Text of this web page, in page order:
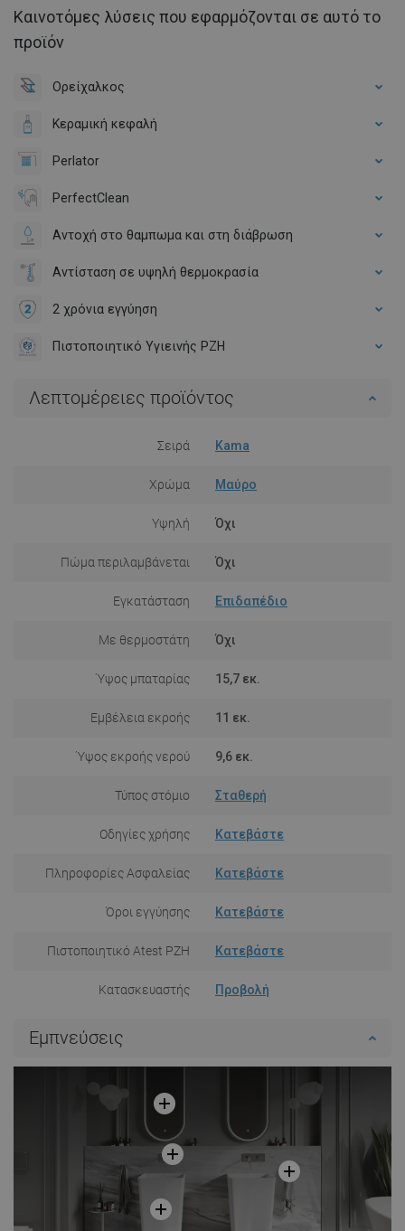
Καινοτόμες λύσεις που εφαρμόζονται σε αυτό το
προϊόν
Ορείχαλκος
Κεραμική κεφαλή
Perlator
PerfectClean
Αντοχή στο θαμπωμα και στη διάβρωση
Αντίσταση σε υψηλή θερμοκρασία
2 χρόνια εγγύηση
Πιστοποιητικό Υγιεινής PZH
Λεπτομέρειες προϊόντος
Σειρά Kama
Χρώμα Μαύρο
Υψηλή Όχι
Πώμα περιλαμβάνεται Όχι
Εγκατάσταση Επιδαπέδιο
Με θερμοστάτη Όχι
Ύψος μπαταρίας 15,7 εκ.
Εμβέλεια εκροής 11 εκ.
Ύψος εκροής νερού 9,6 εκ.
Τύπος στόμιο Σταθερή
Οδηγίες χρήσης Κατεβάστε
Πληροφορίες Ασφαλείας Κατεβάστε
Όροι εγγύησης Κατεβάστε
Πιστοποιητικό Atest PZH Κατεβάστε
Κατασκευαστής Προβολή
Εμπνεύσεις